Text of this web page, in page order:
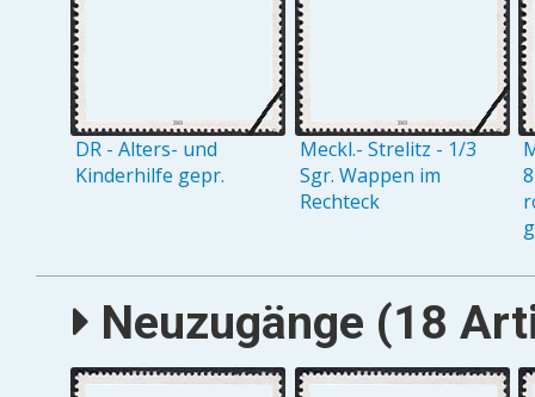
DR - Alters- und
Kinderhilfe gepr.
Meckl.- Strelitz - 1/3
Sgr. Wappen im
Rechteck
Neuzugänge (18